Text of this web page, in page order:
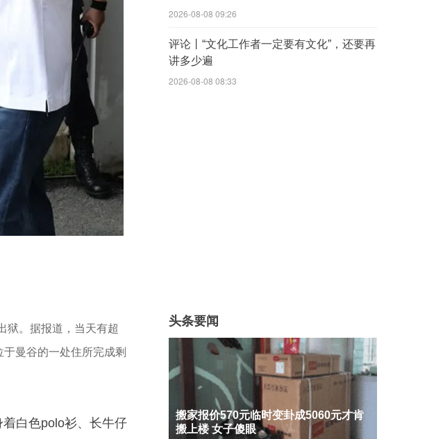
狱。据报道，当天有超
曼谷的一处住所完成剩
白色polo衫、长牛仔
2026-08-08 09:26
评论丨“文化工作者一定要有文化”，还要再
讲多少遍
2026-08-08 08:33
头条要闻
搬家报价570元临时变卦成5060元才肯
搬上楼 女子傻眼